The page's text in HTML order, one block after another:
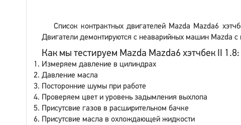
Список контрактных двигателей Mazda Mazda6
Двигатели демонтируются с неаварийных машин Mazda
Как мы тестируем Mazda Mazda6 хэтчбек II 1.8:
Измеряем давление в цилиндрах
Давление масла
Посторонние шумы при работе
Проверяем цвет и уровень задымления выхлопа
Присутсвие газов в расширительном бачке
Присутсвие масла в охлождающей жидкости